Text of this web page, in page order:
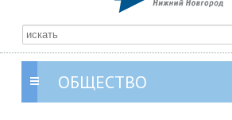
ОБЩЕСТВО